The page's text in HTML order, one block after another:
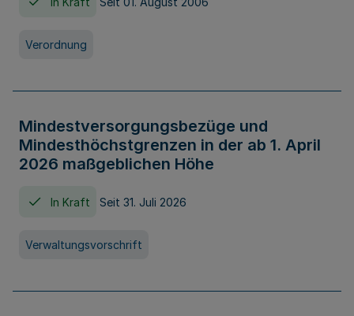
Verordnung
Mindestversorgungsbezüge und
Mindesthöchstgrenzen in der ab 1. April
2026 maßgeblichen Höhe
In Kraft Seit 31. Juli 2026
Verwaltungsvorschrift